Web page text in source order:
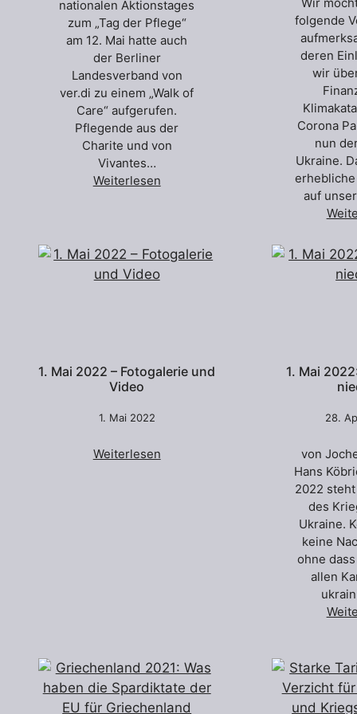
nationalen Aktionstages
zum „Tag der Pflege“
am 12. Mai hatte auch
der Berliner
Landesverband von
ver.di zu einem „Walk of
Care“ aufgerufen.
Pflegende aus der
Charite und von
Vivantes…
Weiterlesen
folgende
deren
wir
Corona
nun
Ukraine.
auf
1. Mai 2022 – Fotogalerie und
Video
1. Mai 2022
Weiterlesen
1. Mai
28.
von
Hans
2022
des
Ukraine.
keine
ohne
allen